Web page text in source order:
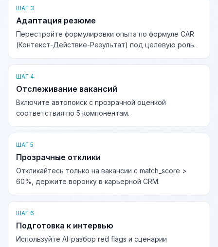
ШАГ 3
Адаптация резюме
Перестройте формулировки опыта по формуле CAR
(Контекст-Действие-Результат) под целевую роль.
ШАГ 4
Отслеживание вакансий
Включите автопоиск с прозрачной оценкой
соответствия по 5 компонентам.
ШАГ 5
Прозрачные отклики
Откликайтесь только на вакансии с match_score >
60%, держите воронку в карьерной CRM.
ШАГ 6
Подготовка к интервью
Используйте AI-разбор red flags и сценарии